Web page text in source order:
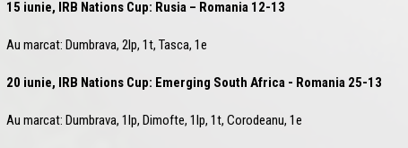
15 iunie, IRB Nations Cup: Rusia – Romania 12-13
Au marcat: Dumbrava, 2lp, 1t, Tasca, 1e
20 iunie, IRB Nations Cup: Emerging South Africa - Romania 25-13
Au marcat: Dumbrava, 1lp, Dimofte, 1lp, 1t, Corodeanu, 1e